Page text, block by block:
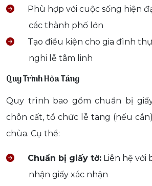
Phù hợp với cuộc sống hiện
các thành phố lớn
Tạo điều kiện cho gia đình
nghi lễ tâm linh
Quy Trình Hỏa Táng
Quy trình bao gồm chuẩn bị
chôn cất, tổ chức lễ tang (nếu
chùa. Cụ thể:
Chuẩn bị giấy tờ: Liên hệ với
nhận giấy xác nhận